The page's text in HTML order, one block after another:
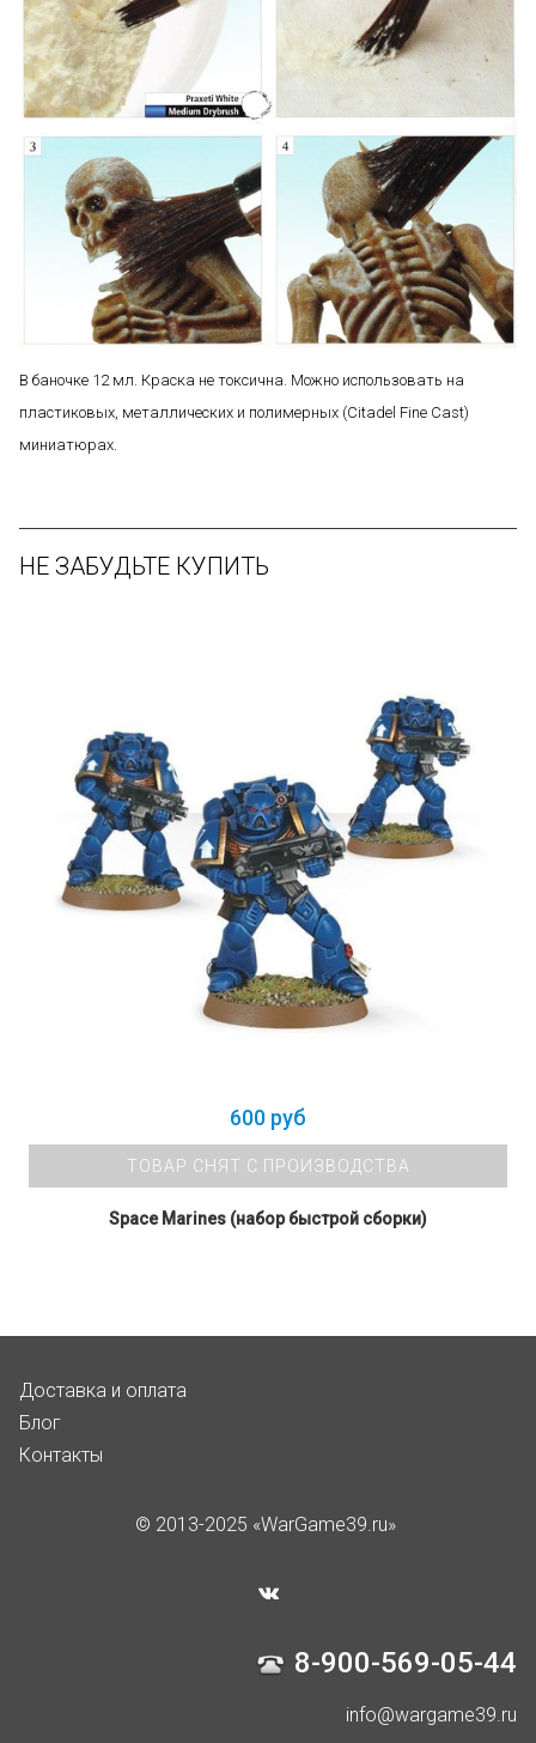
В баночке 12 мл. Краска не токсична. Можно использовать на
пластиковых, металлических и полимерных (Citadel Fine Cast)
миниатюрах.
НЕ ЗАБУДЬТЕ КУПИТЬ
600 руб
ТОВАР СНЯТ С ПРОИЗВОДСТВА
Space Marines (набор быстрой сборки)
Доставка и оплата
Блог
Контакты
© 2013-2025 «WarGame39.ru»
8-900-569-05-44
info@wargame39.ru